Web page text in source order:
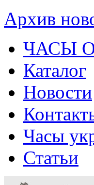
Архив
ЧАСЫ
Каталог
Новости
Часы
Статьи